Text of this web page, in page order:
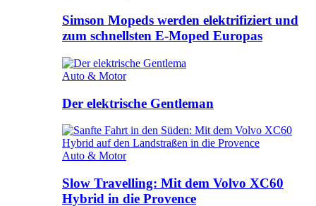
Simson Mopeds werden elektrifiziert und
zum schnellsten E-Moped Europas
Auto & Motor
Der elektrische Gentleman
Auto & Motor
Slow Travelling: Mit dem Volvo XC60
Hybrid in die Provence